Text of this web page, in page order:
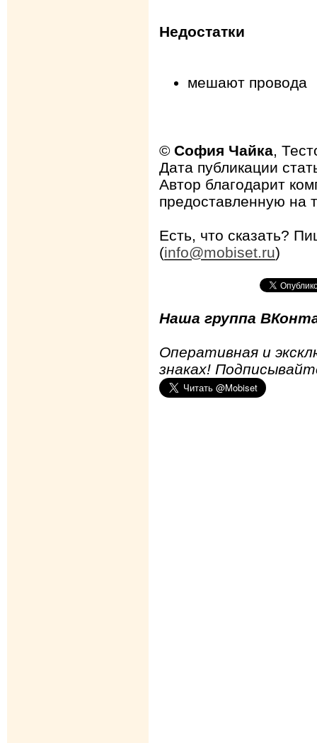
Недостатки
мешают провода
© София Чайка,
Дата публикации
Автор благодарит
предоставленную на
Есть, что сказать?
(info@mobiset.ru)
Наша группа
Оперативная и
знаках!